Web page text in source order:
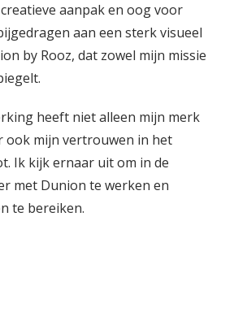
aanpak en oog voor
aan een sterk visueel
by Rooz, dat zowel mijn missie
heeft niet alleen mijn merk
ook mijn vertrouwen in het
Ik kijk ernaar uit om in de
met Dunion te werken en
te bereiken.